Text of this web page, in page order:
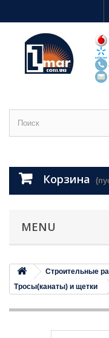
Корзина
MENU
Строительные
Тросы(канаты) и щетки